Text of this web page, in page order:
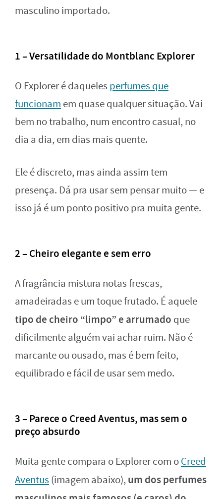
masculino importado.
1 – Versatilidade do Montblanc Explorer
O Explorer é daqueles perfumes que
funcionam em quase qualquer situação. Vai
bem no trabalho, num encontro casual, no
dia a dia, em dias mais quente.
Ele é discreto, mas ainda assim tem
presença. Dá pra usar sem pensar muito — e
isso já é um ponto positivo pra muita gente.
2 – Cheiro elegante e sem erro
A fragrância mistura notas frescas,
amadeiradas e um toque frutado. É aquele
tipo de cheiro “limpo” e arrumado que
dificilmente alguém vai achar ruim. Não é
marcante ou ousado, mas é bem feito,
equilibrado e fácil de usar sem medo.
3 – Parece o Creed Aventus, mas sem o
preço absurdo
Muita gente compara o Explorer com oCreed
Aventus (imagem abaixo), um dos perfumes